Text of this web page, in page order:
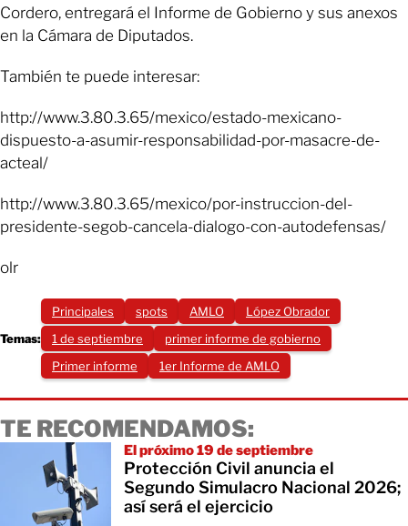
Cordero, entregará el Informe de Gobierno y sus anexos
en la Cámara de Diputados.
También te puede interesar:
http://www.3.80.3.65/mexico/estado-mexicano-
dispuesto-a-asumir-responsabilidad-por-masacre-de-
acteal/
http://www.3.80.3.65/mexico/por-instruccion-del-
presidente-segob-cancela-dialogo-con-autodefensas/
olr
Temas:
Principales spots AMLO
López Obrador
1 de septiembre
primer informe de gobierno
Primer informe
1er Informe de AMLO
TE RECOMENDAMOS:
El próximo 19 de septiembre
Protección Civil anuncia el
Segundo Simulacro Nacional 2026;
así será el ejercicio